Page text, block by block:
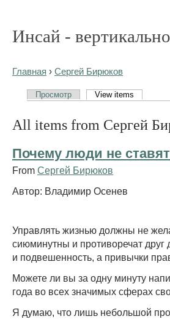
Инсай -
Главная › Сергей Бирюков
Просмотр View items
All items from Сергей
Почему люди не
From Сергей Бирюков
Автор: Владимир Осенев
Управлять жизнью должны не
сиюминутны и противоречат друг
и подвешенность, а привычки
Можете ли вы за одну минуту
года во всех значимых сферах
Я думаю, что лишь небольшой